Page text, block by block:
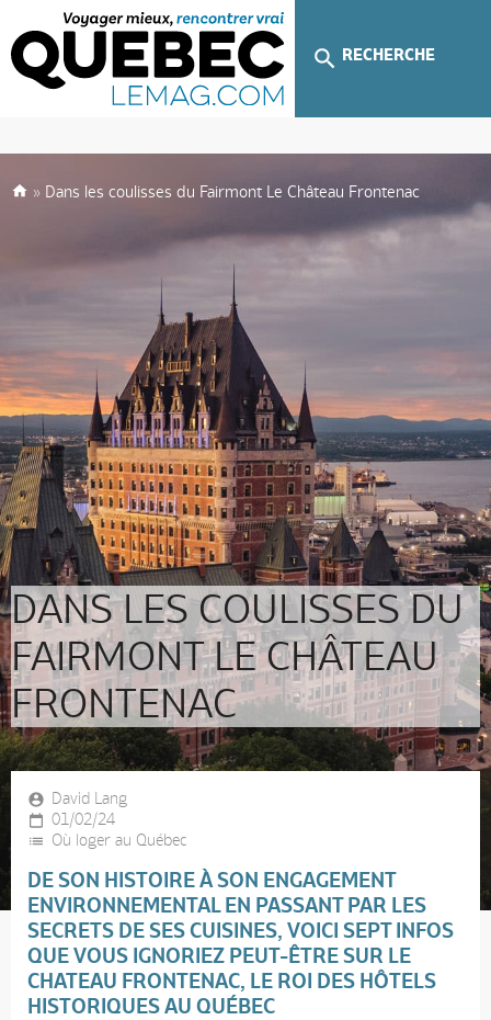
RECHERCHE
» Dans les coulisses du Fairmont Le Château Frontenac
DANS LES COULISSES DU
FAIRMONT LE CHÂTEAU
FRONTENAC
David Lang
01/02/24
Où loger au Québec
DE SON HISTOIRE À SON ENGAGEMENT
ENVIRONNEMENTAL EN PASSANT PAR LES
SECRETS DE SES CUISINES, VOICI SEPT INFOS
QUE VOUS IGNORIEZ PEUT-ÊTRE SUR LE
CHATEAU FRONTENAC, LE ROI DES HÔTELS
HISTORIQUES AU QUÉBEC